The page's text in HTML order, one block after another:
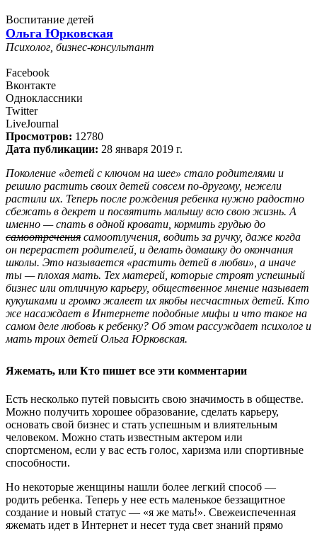
Воспитание детей
Ольга Юрковская
Психолог, бизнес-консультант
Facebook
Вконтакте
Одноклассники
Twitter
LiveJournal
Просмотров: 12780
Дата публикации: 28 января 2019 г.
Поколение «детей с ключом на шее» стало родителями и
решило растить своих детей совсем по-другому, нежели
растили их. Теперь после рождения ребенка нужно радостно
сбежать в декрет и посвятить малышу всю свою жизнь. А
именно — спать в одной кровати, кормить грудью до
самоотречения самоотлучения, водить за ручку, даже когда
он перерастет родителей, и делать домашку до окончания
школы. Это называется «растить детей в любви», а иначе
ты — плохая мать. Тех матерей, которые строят успешный
бизнес или отличную карьеру, общественное мнение называет
кукушками и громко жалеет их якобы несчастных детей. Кто
же насаждает в Интернете подобные мифы и что такое на
самом деле любовь к ребенку? Об этом рассуждает психолог и
мать троих детей Ольга Юрковская.
Яжемать, или Кто пишет все эти комментарии
Есть несколько путей повысить свою значимость в обществе.
Можно получить хорошее образование, сделать карьеру,
основать свой бизнес и стать успешным и влиятельным
человеком. Можно стать известным актером или
спортсменом, если у вас есть голос, харизма или спортивные
способности.
Но некоторые женщины нашли более легкий способ —
родить ребенка. Теперь у нее есть маленькое беззащитное
создание и новый статус — «я же мать!». Свежеиспеченная
яжемать идет в Интернет и несет туда свет знаний прямо